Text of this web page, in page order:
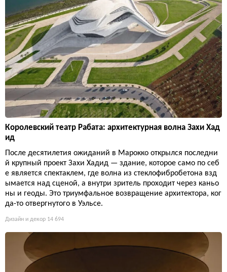
Королевский театр Рабата: архитектурная волна Захи Хад
ид
После десятилетия ожиданий в Марокко открылся последни
й крупный проект Захи Хадид — здание, которое само по себ
е является спектаклем, где волна из стеклофибробетона взд
ымается над сценой, а внутри зритель проходит через каньо
ны и геоды. Это триумфальное возвращение архитектора, ког
да-то отвергнутого в Уэльсе.
Дизайн и декор 14 694